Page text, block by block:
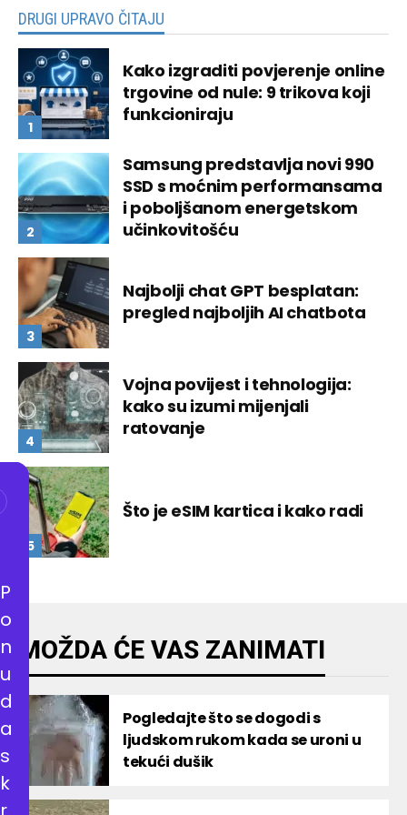
DRUGI UPRAVO ČITAJU
Kako izgraditi povjerenje online
trgovine od nule: 9 trikova koji
funkcioniraju
Samsung predstavlja novi 990
SSD s moćnim performansama
i poboljšanom energetskom
učinkovitošću
Najbolji chat GPT besplatan:
pregled najboljih AI chatbota
Vojna povijest i tehnologija:
kako su izumi mijenjali
ratovanje
Što je eSIM kartica i kako radi
MOŽDA ĆE VAS ZANIMATI
Pogledajte što se dogodi s
ljudskom rukom kada se uroni u
tekući dušik
P
o
n
u
d
a
s
k